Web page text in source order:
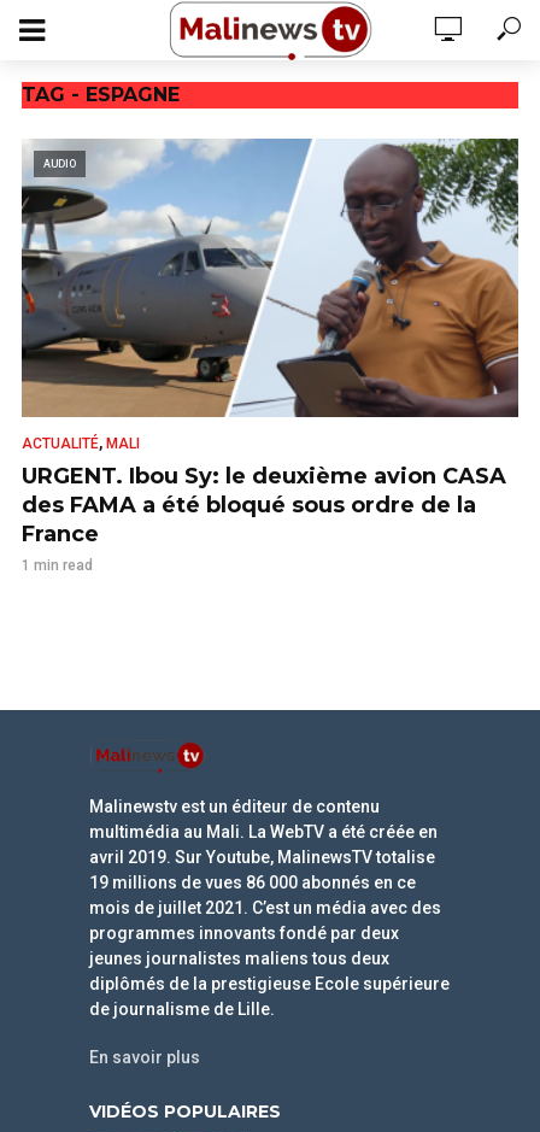
TAG - ESPAGNE
AUDIO
ACTUALITÉ, MALI
URGENT. Ibou Sy: le deuxième avion CASA
des FAMA a été bloqué sous ordre de la
France
1 min read
Malinewstv est un éditeur de contenu
multimédia au Mali. La WebTV a été créée en
avril 2019. Sur Youtube, MalinewsTV totalise
19 millions de vues 86 000 abonnés en ce
mois de juillet 2021. C’est un média avec des
programmes innovants fondé par deux
jeunes journalistes maliens tous deux
diplômés de la prestigieuse Ecole supérieure
de journalisme de Lille.
En savoir plus
VIDÉOS POPULAIRES